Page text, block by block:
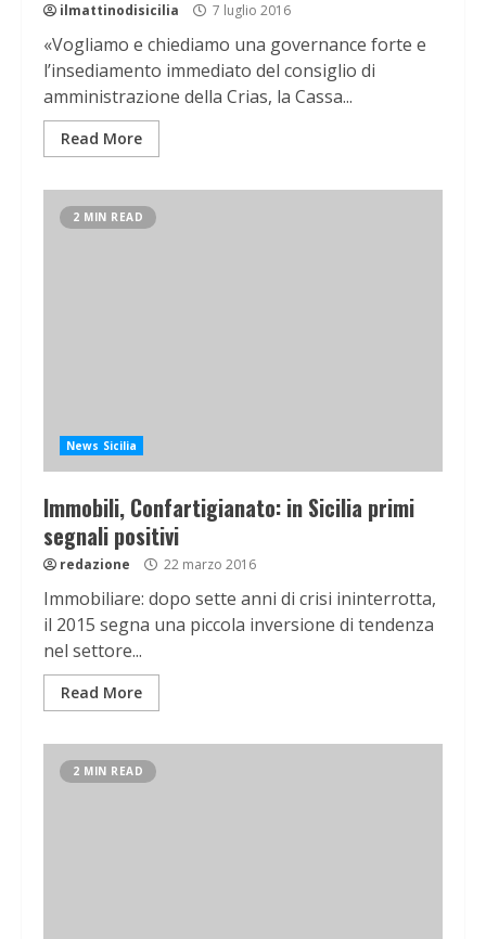
ilmattinodisicilia 7 luglio 2016
«Vogliamo e chiediamo una governance forte e
l’insediamento immediato del consiglio di
amministrazione della Crias, la Cassa...
Read More
2 MIN READ
News Sicilia
Immobili, Confartigianato: in Sicilia primi
segnali positivi
redazione 22 marzo 2016
Immobiliare: dopo sette anni di crisi ininterrotta,
il 2015 segna una piccola inversione di tendenza
nel settore...
Read More
2 MIN READ